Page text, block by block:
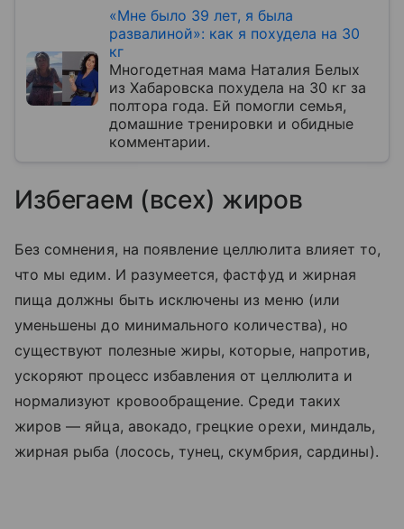
«Мне было 39 лет, я была
развалиной»: как я похудела на 30
кг
Многодетная мама Наталия Белых
из Хабаровска похудела на 30 кг за
полтора года. Ей помогли семья,
домашние тренировки и обидные
комментарии.
Избегаем (всех) жиров
Без сомнения, на появление целлюлита влияет то,
что мы едим. И разумеется, фастфуд и жирная
пища должны быть исключены из меню (или
уменьшены до минимального количества), но
существуют полезные жиры, которые, напротив,
ускоряют процесс избавления от целлюлита и
нормализуют кровообращение. Среди таких
жиров — яйца, авокадо, грецкие орехи, миндаль,
жирная рыба (лосось, тунец, скумбрия, сардины).